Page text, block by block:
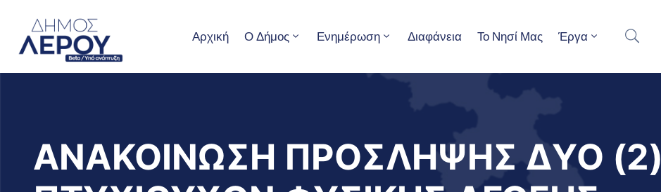
Αρχική Ο Δήμος Ενημέρωση Διαφάνεια Το Νησί Μας Έργα
ΑΝΑΚΟΙΝΩΣΗ ΠΡΟΣΛΗΨΗΣ ΔΥΟ (2)